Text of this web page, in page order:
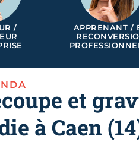
/
APPRENANT /
et
à Caen